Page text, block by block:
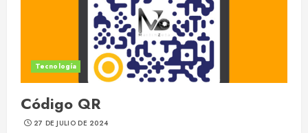
Tecnología
Código QR
27 DE JULIO DE 2024